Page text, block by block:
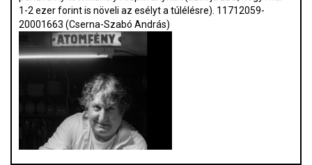
1-2 ezer forint is növeli az esélyt a túlélésre). 11712059-
20001663 (Cserna-Szabó András)